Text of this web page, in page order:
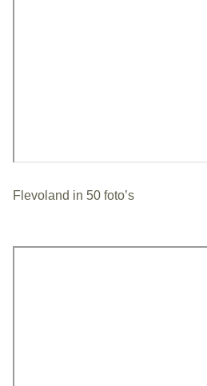
Flevoland in 50 foto’s